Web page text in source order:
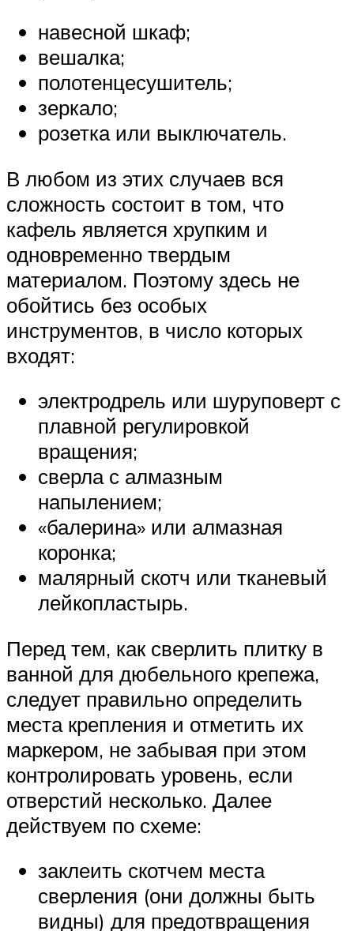
навесной шкаф;
вешалка;
полотенцесушитель;
зеркало;
розетка или выключатель.
В любом из этих случаев вся
сложность состоит в том, что
кафель является хрупким и
одновременно твердым
материалом. Поэтому здесь не
обойтись без особых
инструментов, в число которых
входят:
электродрель или шуруповерт с
плавной регулировкой
вращения;
сверла с алмазным
напылением;
«балерина» или алмазная
коронка;
малярный скотч или тканевый
лейкопластырь.
Перед тем, как сверлить плитку в
ванной для дюбельного крепежа,
следует правильно определить
места крепления и отметить их
маркером, не забывая при этом
контролировать уровень, если
отверстий несколько. Далее
действуем по схеме:
заклеить скотчем места
сверления (они должны быть
видны) для предотвращения